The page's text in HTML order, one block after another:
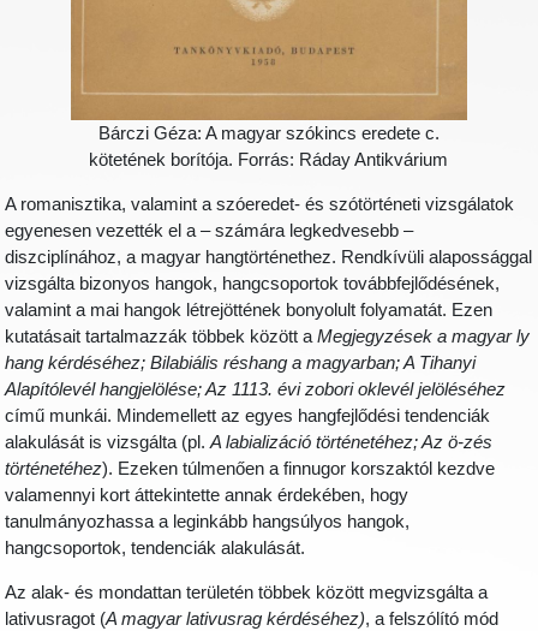
Bárczi Géza: A magyar szókincs eredete c.
kötetének borítója. Forrás: Ráday Antikvárium
A romanisztika, valamint a szóeredet- és szótörténeti vizsgálatok
egyenesen vezették el a – számára legkedvesebb –
diszciplínához, a magyar hangtörténethez. Rendkívüli alapossággal
vizsgálta bizonyos hangok, hangcsoportok továbbfejlődésének,
valamint a mai hangok létrejöttének bonyolult folyamatát. Ezen
kutatásait tartalmazzák többek között aMegjegyzések a magyar ly
hang kérdéséhez; Bilabiális réshang a magyarban; A Tihanyi
Alapítólevél hangjelölése; Az 1113. évi zobori oklevél jelöléséhez
című munkái. Mindemellett az egyes hangfejlődési tendenciák
alakulását is vizsgálta (pl.A labializáció történetéhez; Az ö-zés
történetéhez). Ezeken túlmenően a finnugor korszaktól kezdve
valamennyi kort áttekintette annak érdekében, hogy
tanulmányozhassa a leginkább hangsúlyos hangok,
hangcsoportok, tendenciák alakulását.
Az alak- és mondattan területén többek között megvizsgálta a
lativusragot (A magyar lativusrag kérdéséhez), a felszólító mód